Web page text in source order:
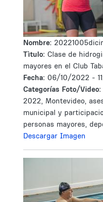
Nombre:
Tìtulo: Clase de
mayores en el Club
Fecha: 06/10/2022 -
Categorías Foto/Video:
2022, Montevideo,
municipal y
personas mayores,
Descargar Imagen